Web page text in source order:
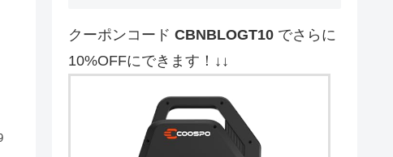
クーポンコード CBNBLOGT10 でさらに
10%OFFにできます！↓↓